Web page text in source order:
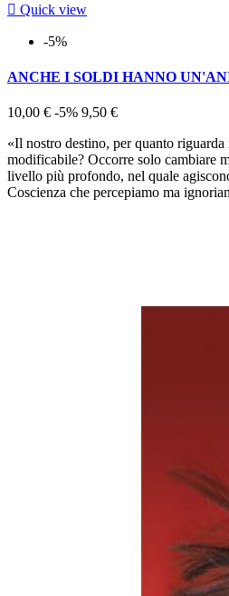
 Quick view
-5%
ANCHE I SOLDI HANNO
10,00 € -5% 9,50 €
«Il nostro destino, per quanto riguarda
modificabile? Occorre solo cambiare
livello più profondo, nel quale
Coscienza che percepiamo ma